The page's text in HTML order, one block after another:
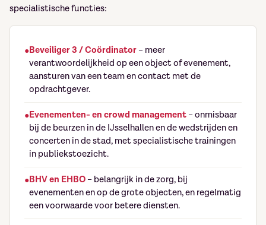
specialistische functies:
Beveiliger 3 / Coördinator – meer
verantwoordelijkheid op een object of evenement,
aansturen van een team en contact met de
opdrachtgever.
Evenementen- en crowd management – onmisbaar
bij de beurzen in de IJsselhallen en de wedstrijden en
concerten in de stad, met specialistische trainingen
in publiekstoezicht.
BHV en EHBO – belangrijk in de zorg, bij
evenementen en op de grote objecten, en regelmatig
een voorwaarde voor betere diensten.